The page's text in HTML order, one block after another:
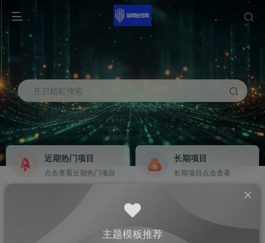
开启精彩搜索
近期热门项目
点击查看近期热门项目
长期项目
长期项目点击查看
主题模板推荐